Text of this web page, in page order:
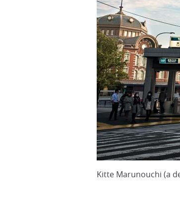
Kitte Marunouchi (a